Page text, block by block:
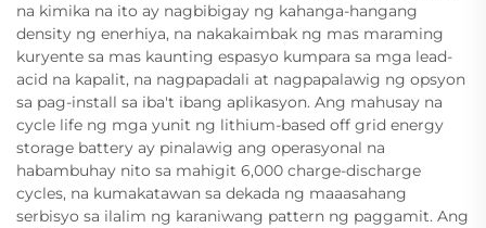
na kimika na ito ay nagbibigay ng kahanga-hangang
density ng enerhiya, na nakakaimbak ng mas maraming
kuryente sa mas kaunting espasyo kumpara sa mga lead-
acid na kapalit, na nagpapadali at nagpapalawig ng opsyon
sa pag-install sa iba't ibang aplikasyon. Ang mahusay na
cycle life ng mga yunit ng lithium-based off grid energy
storage battery ay pinalawig ang operasyonal na
habambuhay nito sa mahigit 6,000 charge-discharge
cycles, na kumakatawan sa dekada ng maaasahang
serbisyo sa ilalim ng karaniwang pattern ng paggamit. Ang